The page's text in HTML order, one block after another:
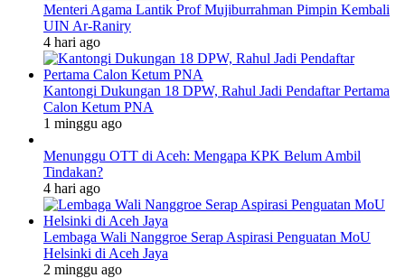
Menteri Agama Lantik Prof Mujiburrahman Pimpin Kembali
UIN Ar-Raniry
4 hari ago
Kantongi Dukungan 18 DPW, Rahul Jadi Pendaftar Pertama
Calon Ketum PNA
1 minggu ago
Menunggu OTT di Aceh: Mengapa KPK Belum Ambil
Tindakan?
4 hari ago
Lembaga Wali Nanggroe Serap Aspirasi Penguatan MoU
Helsinki di Aceh Jaya
2 minggu ago